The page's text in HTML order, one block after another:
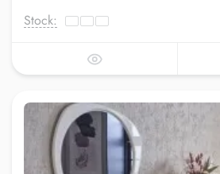
Stock: